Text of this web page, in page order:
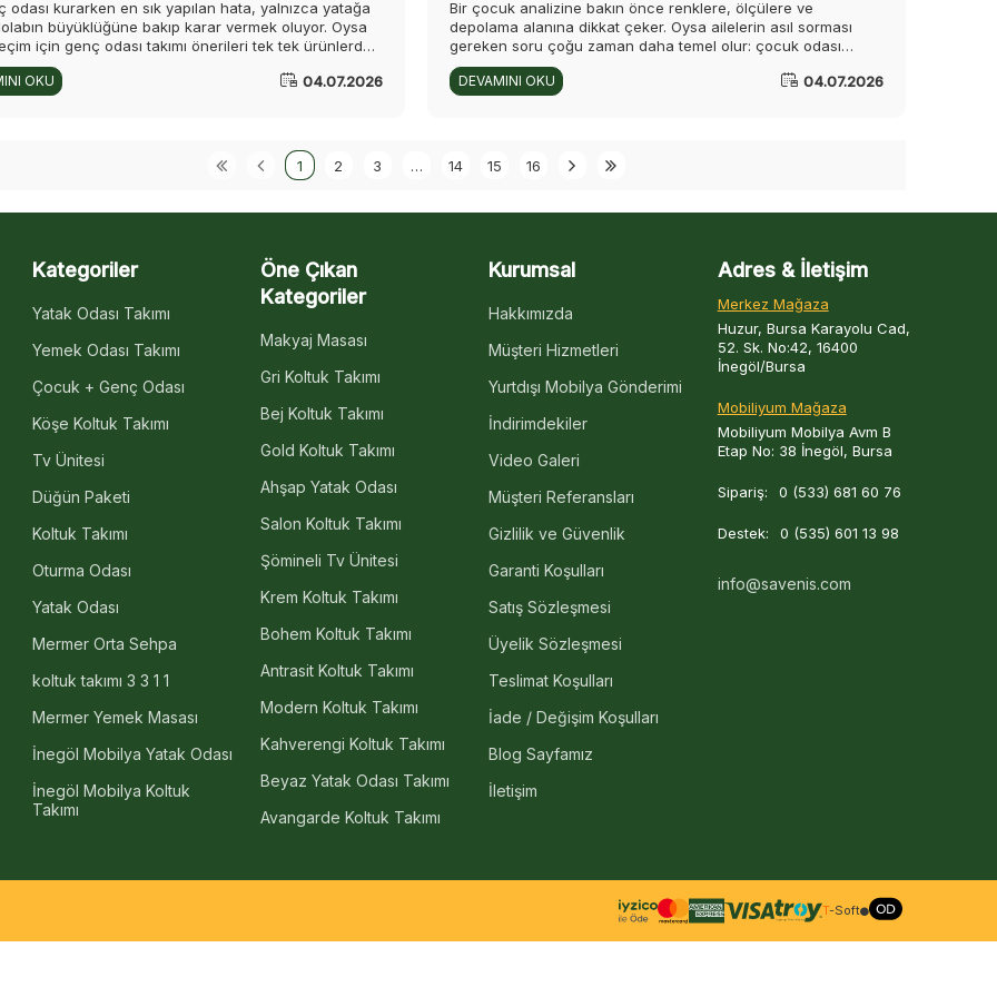
odası kurarken en sık yapılan hata, yalnızca yatağa
büyüklüğüne bakıp karar vermek oluyor. Oysa
için genç odası takımı önerileri tek tek ürünlerden
fazlasını kapsar. Odanın metrekaresi, çocuğun yaşı,
düzeni, depolama ihtiyacı ve stil beklentisi
OKU 04.07.2026
Bir çocuk analizine bakın önce renklere, ölçülere ve
depolama alanına dikkat çeker. Oysa ailelerin asıl sorması
gereken soru çoğu zaman daha temel olur: çocuk odası
mobilyası güvenli mi? Şık görünen bir takım, doğru malzeme
ve doğru tasarım tercihi yapılmadıysa günlük kullanımda
değerlendirilmesi gerekir.
DEVAMINI OKU 04.07.2026
1 2 3 … 14 15 16
Kategoriler
Yatak Odası Takımı
Yemek Odası Takımı
Çocuk + Genç Odası
Köşe Koltuk Takımı
Tv Ünitesi
Düğün Paketi
Koltuk Takımı
Oturma Odası
Yatak Odası
Mermer Orta Sehpa
koltuk takımı 3 3 1 1
Mermer Yemek Masası
İnegöl Mobilya Yatak Odası
İnegöl Mobilya Koltuk
Takımı
Öne Çıkan
Kategoriler
Makyaj Masası
Gri Koltuk Takımı
Bej Koltuk Takımı
Gold Koltuk Takımı
Ahşap Yatak Odası
Salon Koltuk Takımı
Şömineli Tv Ünitesi
Krem Koltuk Takımı
Bohem Koltuk Takımı
Antrasit Koltuk Takımı
Modern Koltuk Takımı
Kahverengi Koltuk Takımı
Beyaz Yatak Odası Takımı
Avangarde Koltuk Takımı
Kurumsal
Hakkımızda
Müşteri Hizmetleri
Yurtdışı Mobilya Gönderimi
İndirimdekiler
Video Galeri
Müşteri Referansları
Gizlilik ve Güvenlik
Garanti Koşulları
Satış Sözleşmesi
Üyelik Sözleşmesi
Teslimat Koşulları
İade / Değişim Koşulları
Blog Sayfamız
İletişim
Adres & İletişim
Merkez Mağaza
Huzur, Bursa Karayolu Cad,
52. Sk. No:42, 16400
İnegöl/Bursa
Mobiliyum Mağaza
Mobiliyum Mobilya Avm B
Etap No: 38 İnegöl, Bursa
Sipariş: 0 (533) 681 60 76
Destek: 0 (535) 601 13 98
info@savenis.com
T-Soft